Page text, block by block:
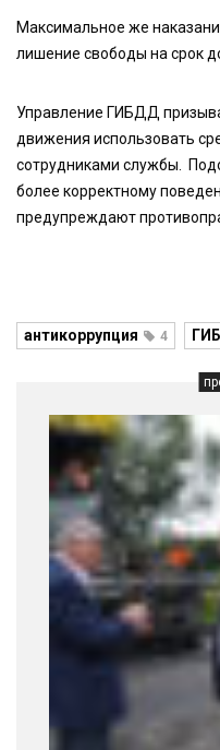
Максимальное же
лишение свободы на срок
Управление ГИБДД
движения использовать
сотрудниками службы.
более корректному
предупреждают
антикоррупция 4